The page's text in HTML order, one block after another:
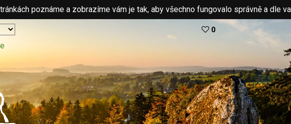
poznáme a zobrazíme vám je tak, aby všechno fungovalo správně a dle
0